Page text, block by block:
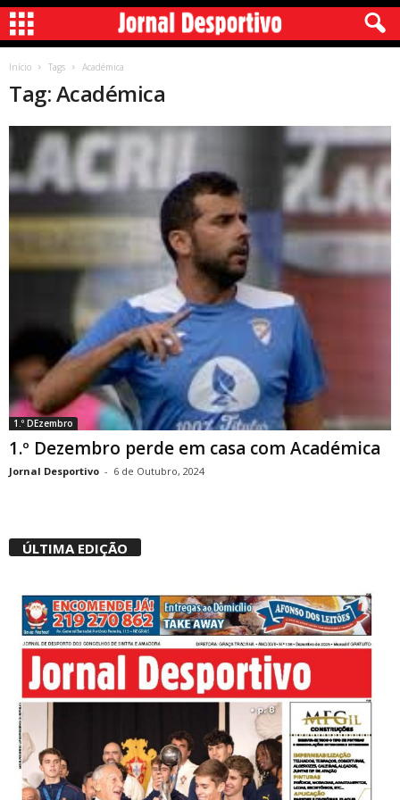
Início Tags Académica
Tag: Académica
1.º DEzembro
1.º Dezembro perde em casa com Académica
Jornal Desportivo - 6 de Outubro, 2024
ÚLTIMA EDIÇÃO